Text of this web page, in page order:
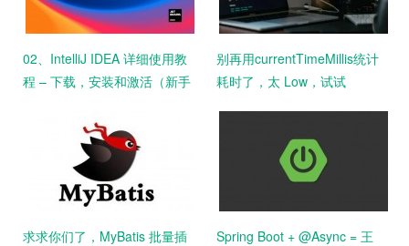
02、IntelliJ IDEA 详细使用教
程 – 下载，安装和激活（新手
别再用currentTimeMillis统计
耗时了，太 Low，试试
求求你们了，MyBatis 批量插
Spring Boot + @Async = 王